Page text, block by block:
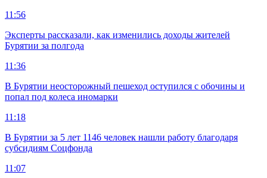
11:56
Эксперты рассказали, как изменились доходы жителей
Бурятии за полгода
11:36
В Бурятии неосторожный пешеход оступился с обочины и
попал под колеса иномарки
11:18
В Бурятии за 5 лет 1146 человек нашли работу благодаря
субсидиям Соцфонда
11:07